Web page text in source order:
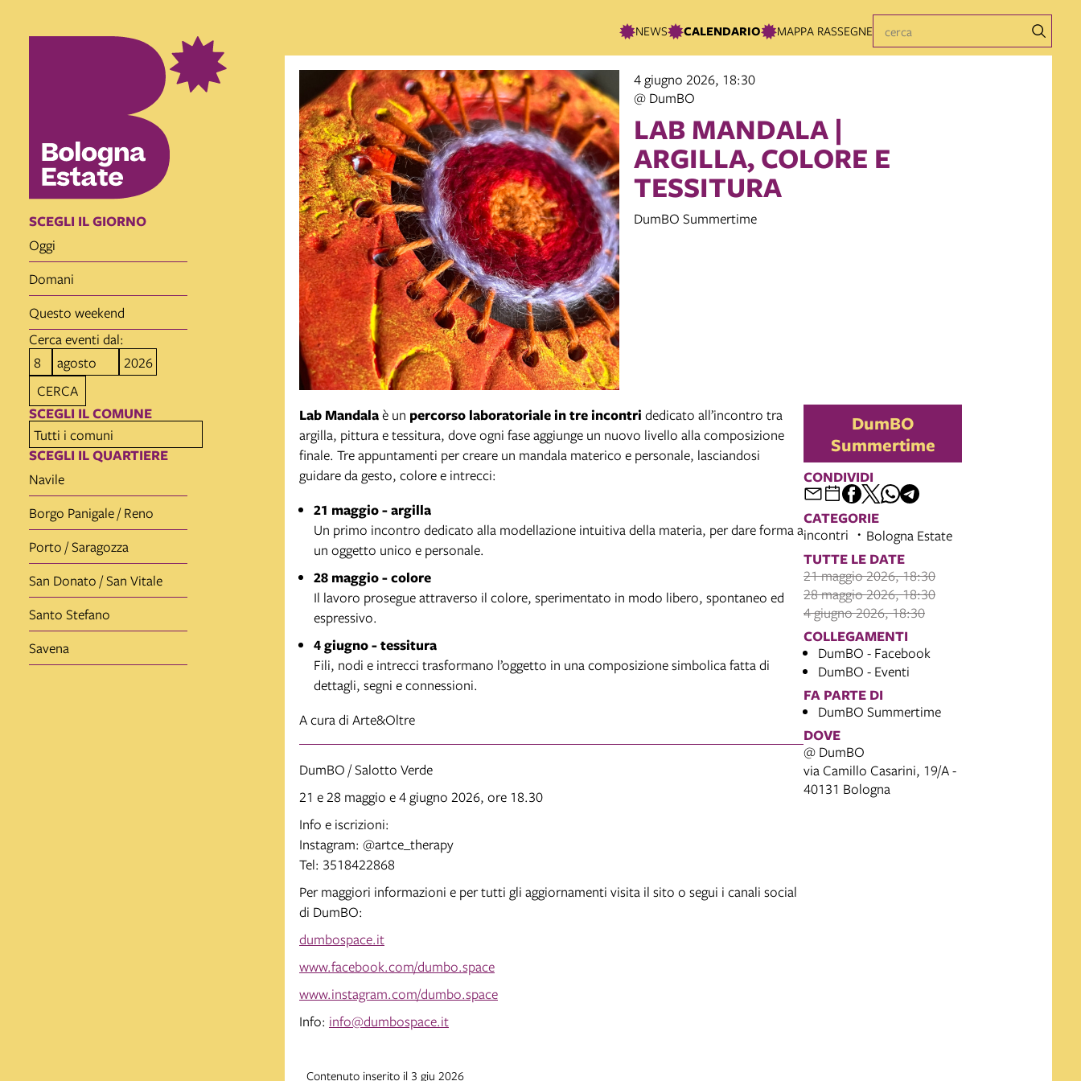
NEWS CALENDARIO MAPPA RASSEGNE
SCEGLI IL GIORNO
oggi
domani
questo weekend
Cerca eventi dal:
CERCA
SCEGLI IL COMUNE
SCEGLI IL QUARTIERE
Navile
Borgo Panigale / Reno
Porto / Saragozza
San Donato / San Vitale
Santo Stefano
Savena
4 giugno 2026, 18:30
@ DumBO
LAB MANDALA |
ARGILLA, COLORE E
TESSITURA
DumBO Summertime
Lab Mandalaè un percorso laboratoriale in tre incontri dedicato all’incontro tra
argilla, pittura e tessitura, dove ogni fase aggiunge un nuovo livello alla composizione
finale. Tre appuntamenti per creare un mandala materico e personale, lasciandosi
guidare da gesto, colore e intrecci:
21 maggio - argilla
Un primo incontro dedicato alla modellazione intuitiva della materia, per dare forma a
un oggetto unico e personale.
28 maggio - colore
Il lavoro prosegue attraverso il colore, sperimentato in modo libero, spontaneo ed
espressivo.
4 giugno - tessitura
Fili, nodi e intrecci trasformano l’oggetto in una composizione simbolica fatta di
dettagli, segni e connessioni.
A cura di Arte&Oltre
DumBO / Salotto Verde
21 e 28 maggio e 4 giugno 2026, ore 18.30
Info e iscrizioni:
Instagram: @artce_therapy
Tel: 3518422868
Per maggiori informazioni e per tutti gli aggiornamenti visita il sito o segui i canali social
di DumBO:
dumbospace.it
www.facebook.com/dumbo.space
www.instagram.com/dumbo.space
Info: info@dumbospace.it
DumBO
Summertime
CONDIVIDI
CATEGORIE
incontri
Bologna Estate
TUTTE LE DATE
21 maggio 2026, 18:30
28 maggio 2026, 18:30
4 giugno 2026, 18:30
COLLEGAMENTI
DumBO - Facebook
DumBO - Eventi
FA PARTE DI
DumBO Summertime
DOVE
@ DumBO
via Camillo Casarini, 19/A -
40131 Bologna
Contenuto inserito il 3 giu 2026